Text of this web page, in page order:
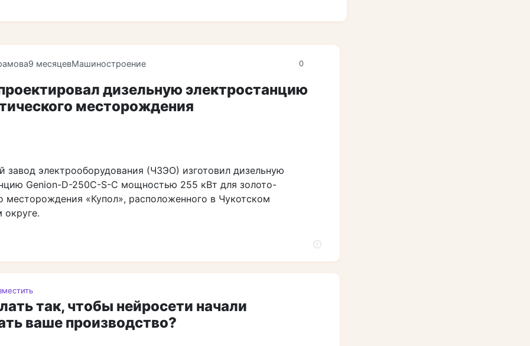
0
9 месяцевМашиностроение
дизельную электростанцию
месторождения
завод электрооборудования (ЧЗЭО) изготовил дизельную
Genion-D-250C-S-C мощностью 255 кВт для золото-
месторождения «Купол», расположенного в Чукотском
так, чтобы нейросети начали
ваше производство?